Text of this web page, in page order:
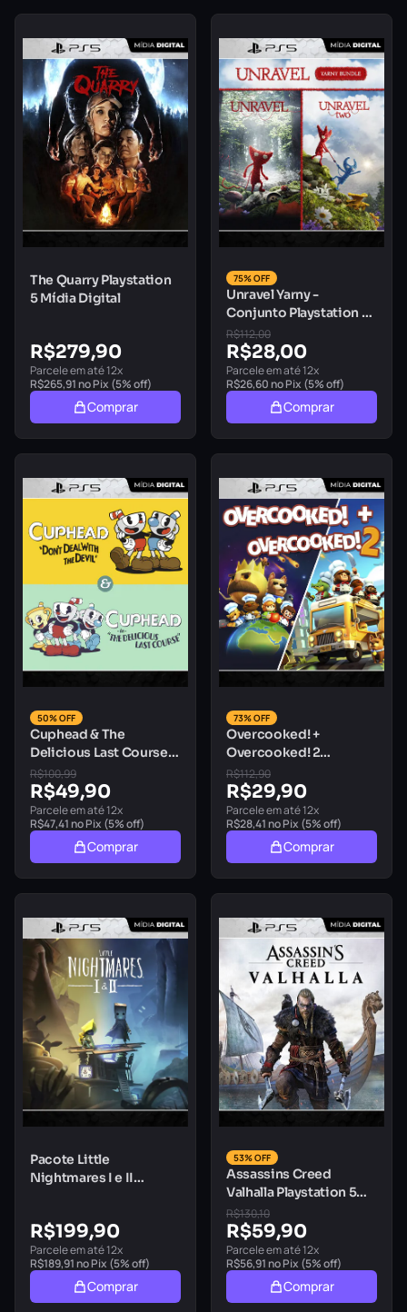
The Quarry Playstation
5 Mídia Digital
R$279,90
Parcele em até 12x
R$265,91 no Pix (5% off)
Comprar
75% OFF
Unravel Yarny -
Conjunto Playstation 5
Mídia Digital
R$112,00
R$28,00
Parcele em até 12x
R$26,60 no Pix (5% off)
Comprar
50% OFF
Cuphead & The
Delicious Last Course
Playstation 5 Mídia
Digital
R$100,99
R$49,90
Parcele em até 12x
R$47,41 no Pix (5% off)
Comprar
73% OFF
Overcooked! +
Overcooked! 2
Playstation 5 Mídia
Digital
R$112,90
R$29,90
Parcele em até 12x
R$28,41 no Pix (5% off)
Comprar
Pacote Little
Nightmares I e II
R$199,90
Parcele em até 12x
R$189,91 no Pix (5% off)
Comprar
53% OFF
Assassins Creed
Valhalla Playstation 5
Mídia Digital
R$130,10
R$59,90
Parcele em até 12x
R$56,91 no Pix (5% off)
Comprar